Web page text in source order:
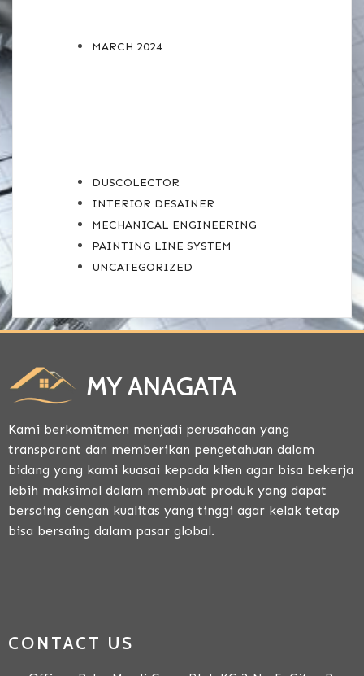
MARCH 2024
DUSCOLECTOR
INTERIOR DESAINER
MECHANICAL ENGINEERING
PAINTING LINE SYSTEM
UNCATEGORIZED
MY ANAGATA
Kami berkomitmen menjadi perusahaan yang
transparant dan memberikan pengetahuan dalam
bidang yang kami kuasai kepada klien agar bisa bekerja
lebih maksimal dalam membuat produk yang dapat
bersaing dengan kualitas yang tinggi agar kelak tetap
bisa bersaing dalam pasar global.
CONTACT US